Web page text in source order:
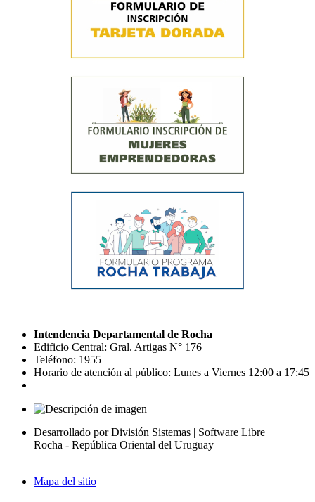
Intendencia Departamental de Rocha
Edificio Central: Gral. Artigas N° 176
Teléfono: 1955
Horario de atención al público: Lunes a Viernes 12:00 a 17:45
Desarrollado por División Sistemas | Software Libre
Rocha - República Oriental del Uruguay
Mapa del sitio